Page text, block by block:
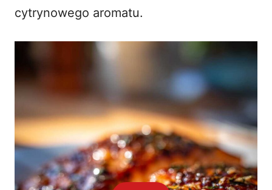
cytrynowego aromatu.